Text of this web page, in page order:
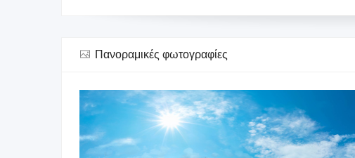
Πανοραμικές φωτογραφίες